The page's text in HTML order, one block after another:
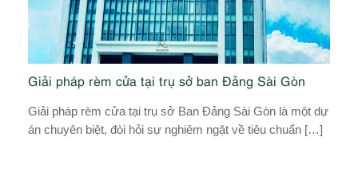
Giải pháp rèm cửa tại trụ sở ban Đảng Sài Gòn
Giải pháp rèm cửa tại trụ sở Ban Đảng Sài Gòn là một dự
án chuyên biệt, đòi hỏi sự nghiêm ngặt về tiêu chuẩn […]